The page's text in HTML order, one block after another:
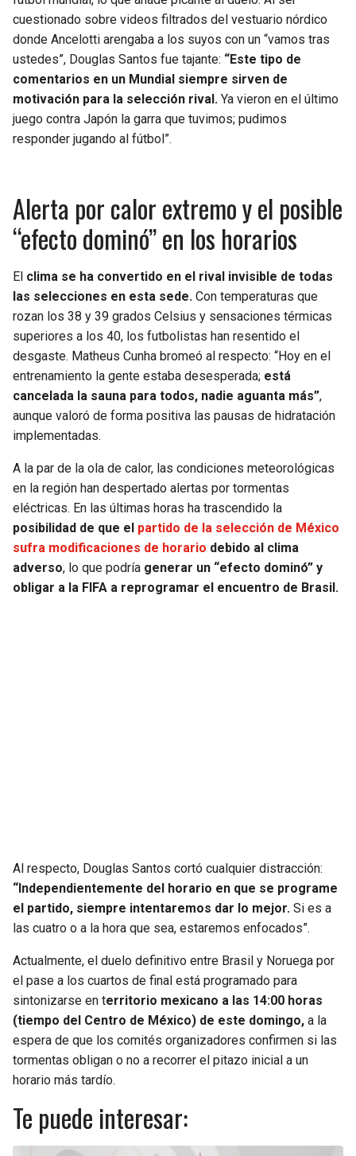
cuestionado sobre videos filtrados del vestuario nórdico
donde Ancelotti arengaba a los suyos con un “vamos tras
ustedes”, Douglas Santos fue tajante: “Este tipo de
comentarios en un Mundial siempre sirven de
motivación para la selección rival. Ya vieron en el último
juego contra Japón la garra que tuvimos; pudimos
responder jugando al fútbol”.
Alerta por calor extremo y el posible
“efecto dominó” en los horarios
El clima se ha convertido en el rival invisible de todas
las selecciones en esta sede. Con temperaturas que
rozan los 38 y 39 grados Celsius y sensaciones térmicas
superiores a los 40, los futbolistas han resentido el
desgaste. Matheus Cunha bromeó al respecto: “Hoy en el
entrenamiento la gente estaba desesperada; está
cancelada la sauna para todos, nadie aguanta más”,
aunque valoró de forma positiva las pausas de hidratación
implementadas.
A la par de la ola de calor, las condiciones meteorológicas
en la región han despertado alertas por tormentas
eléctricas. En las últimas horas ha trascendido la
posibilidad de que el partido de la selección de México
sufra modificaciones de horario debido al clima
adverso, lo que podría generar un “efecto dominó” y
obligar a la FIFA a reprogramar el encuentro de Brasil.
Al respecto, Douglas Santos cortó cualquier distracción:
“Independientemente del horario en que se programe
el partido, siempre intentaremos dar lo mejor. Si es a
las cuatro o a la hora que sea, estaremos enfocados”.
Actualmente, el duelo definitivo entre Brasil y Noruega por
el pase a los cuartos de final está programado para
sintonizarse en territorio mexicano a las 14:00 horas
(tiempo del Centro de México) de este domingo, a la
espera de que los comités organizadores confirmen si las
tormentas obligan o no a recorrer el pitazo inicial a un
horario más tardío.
Te puede interesar: